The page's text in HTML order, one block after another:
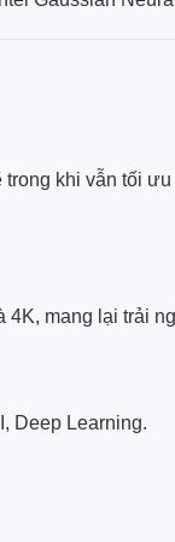
khi vẫn tối
4K, mang lại trải
Deep Learning.